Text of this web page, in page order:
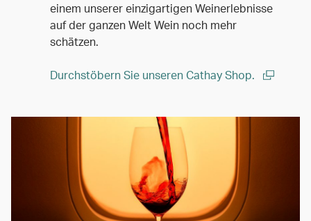
einem unserer einzigartigen Weinerlebnisse
auf der ganzen Welt Wein noch mehr
schätzen.
Durchstöbern Sie unseren Cathay Shop.